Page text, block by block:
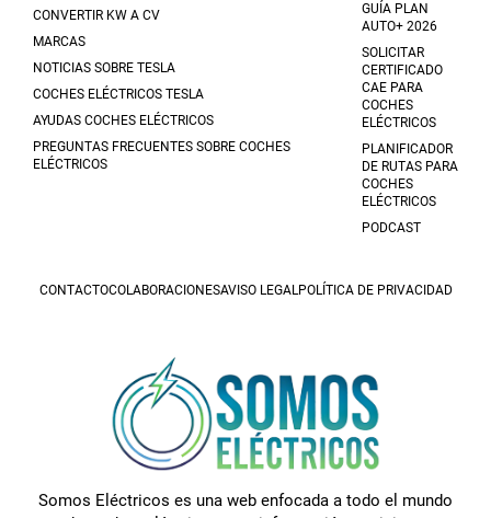
CONVERTIR KW A CV
MARCAS
NOTICIAS SOBRE TESLA
COCHES ELÉCTRICOS TESLA
AYUDAS COCHES ELÉCTRICOS
PREGUNTAS FRECUENTES SOBRE COCHES
ELÉCTRICOS
GUÍA PLAN
AUTO+ 2026
SOLICITAR
CERTIFICADO
CAE PARA
COCHES
ELÉCTRICOS
PLANIFICADOR
DE RUTAS PARA
COCHES
ELÉCTRICOS
PODCAST
CONTACTOCOLABORACIONESAVISO LEGALPOLÍTICA DE PRIVACIDAD
Somos Eléctricos es una web enfocada a todo el mundo